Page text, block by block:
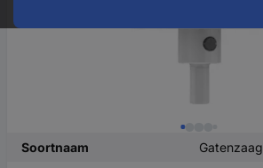
Soortnaam
Gatenzaag